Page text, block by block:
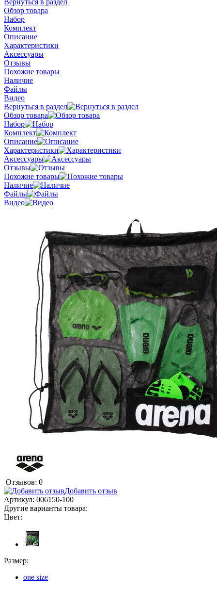
Вернуться в раздел
Обзор товара
Набор
Комплект
Описание
Характеристики
Аксессуары
Отзывы
Похожие товары
Наличие
Файлы
Видео
Вернуться в раздел
Обзор товара
Набор
Комплект
Описание
Характеристики
Аксессуары
Отзывы
Похожие товары
Наличие
Файлы
Видео
Отзывов: 0
Добавить отзыв
Артикул: 006150-100
Другие варианты товара:
Цвет:
Размер:
one size